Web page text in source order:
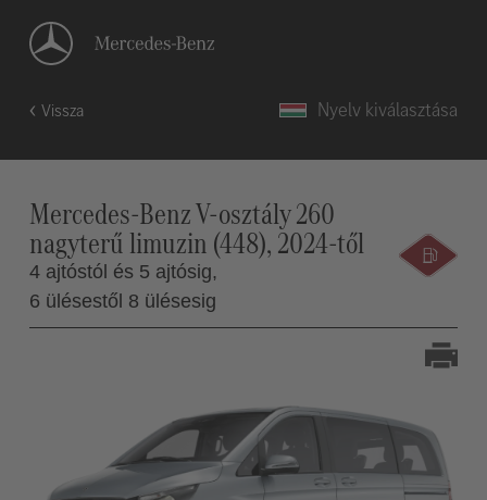
Vissza Nyelv kiválasztása
Mercedes-Benz V-osztály 260
nagyterű limuzin (448), 2024-től
4 ajtóstól és 5 ajtósig,
6 ülésestől 8 ülésesig